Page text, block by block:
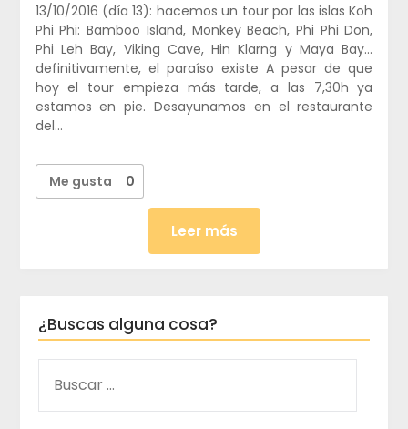
13/10/2016 (día 13): hacemos un tour por las islas Koh
Phi Phi: Bamboo Island, Monkey Beach, Phi Phi Don,
Phi Leh Bay, Viking Cave, Hin Klarng y Maya Bay…
definitivamente, el paraíso existe A pesar de que
hoy el tour empieza más tarde, a las 7,30h ya
estamos en pie. Desayunamos en el restaurante
del…
Me gusta 0
Leer más
¿Buscas alguna cosa?